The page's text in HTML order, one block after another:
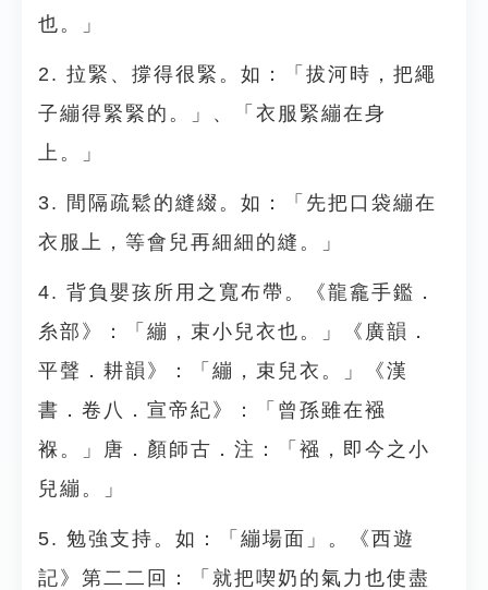
也。」
2. 拉緊、撐得很緊。如：「拔河時，把繩
子繃得緊緊的。」、「衣服緊繃在身
上。」
3. 間隔疏鬆的縫綴。如：「先把口袋繃在
衣服上，等會兒再細細的縫。」
4. 背負嬰孩所用之寬布帶。《龍龕手鑑．
糸部》：「繃，束小兒衣也。」《廣韻．
平聲．耕韻》：「繃，束兒衣。」《漢
書．卷八．宣帝紀》：「曾孫雖在襁
褓。」唐．顏師古．注：「襁，即今之小
兒繃。」
5. 勉強支持。如：「繃場面」。《西遊
記》第二二回：「就把喫奶的氣力也使盡